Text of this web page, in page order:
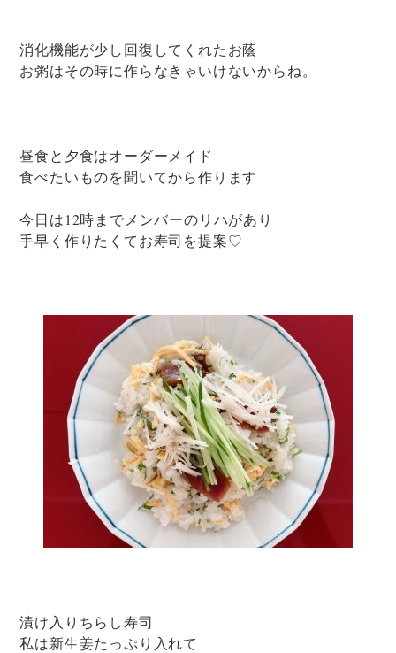
消化機能が少し回復してくれたお蔭
お粥はその時に作らなきゃいけないからね。
昼食と夕食はオーダーメイド
食べたいものを聞いてから作ります
今日は12時までメンバーのリハがあり
手早く作りたくてお寿司を提案♡
漬け入りちらし寿司
私は新生姜たっぷり入れて